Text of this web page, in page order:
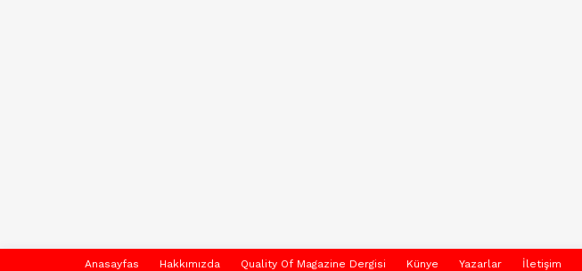
Anasayfas Hakkımızda Quality Of Magazine Dergisi Künye Yazarlar İletişim